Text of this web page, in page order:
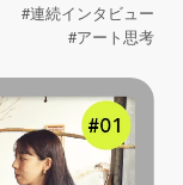
#連続インタビュー
#アート思考